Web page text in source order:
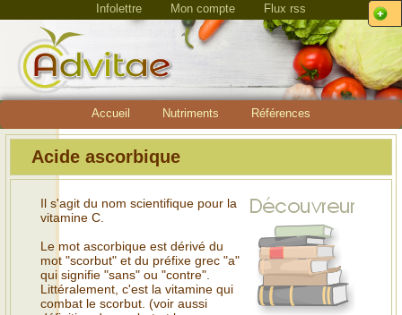
Infolettre Mon compte Flux rss
Accueil Nutriments Références
Acide ascorbique
Il s'agit du nom scientifique pour la
vitamine C.
Le mot ascorbique est dérivé du
mot "scorbut" et du préfixe grec "a"
qui signifie "sans" ou "contre".
Littéralement, c'est la vitamine qui
combat le scorbut. (voir aussi